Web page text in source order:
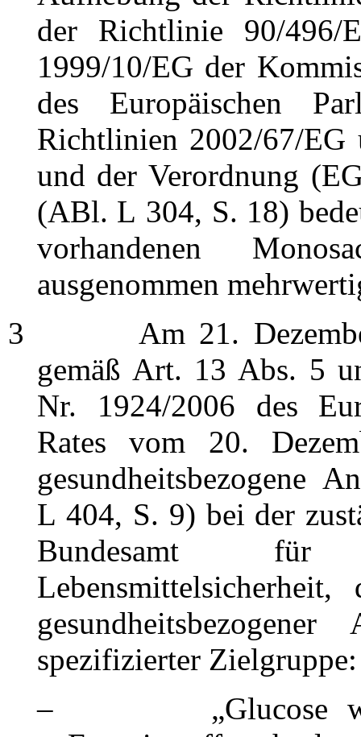
der Richtlinie 90/496/
1999/10/EG der
des Europäischen
Richtlinien 2002/67/EG
und der Verordnung
(ABl. L 304, S. 18)
vorhandenen
ausgenommen
3 Am 21. Dezember
gemäß Art. 13 Abs. 5
Nr. 1924/2006 des
Rates vom 20.
gesundheitsbezogene
L 404, S. 9) bei der
Bundesamt für
spezifizierter Zielgruppe:
– „Glucose wird